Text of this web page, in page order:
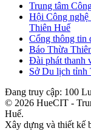
Trung tâm
Hội Công
Thiên Huế
Cổng thông tin
Báo Thừa
Đài phát thanh
Sở Du lịch tỉnh
Đang truy cập: 100
© 2026 HueCIT -
Huế.
Xây dựng và thiết kế